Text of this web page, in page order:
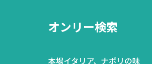
オンリー検索
本場イタリア、ナポリの味